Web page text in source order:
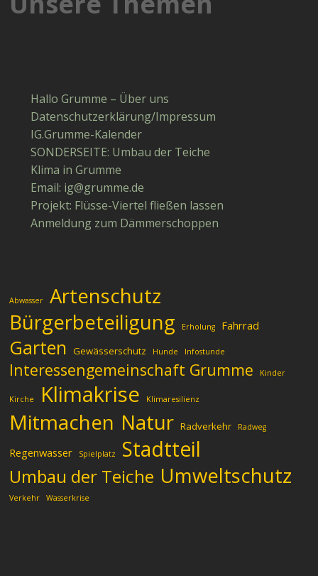
Hallo Grumme – Über uns
Datenschutzerklärung/Impressum
IG.Grumme-Kalender
SONDERSEITE: Umbau der Teiche
Klima in Grumme
Email: ig​@​grumme​.de
Projekt: Flüsse-Viertel fließen lassen
Anmeldung zum Dämmerschoppen
Abwasser Artenschutz
Bürgerbeteiligung Erholung Fahrrad
Garten Gewässerschutz Hunde Infostunde
Interessengemeinschaft Grumme Kinder
Kirche Klimakrise Klimaresilienz
Mitmachen Natur Radverkehr Radweg
Regenwasser Spielplatz Stadtteil
Umbau der Teiche Umweltschutz
Verkehr Wasserkrise